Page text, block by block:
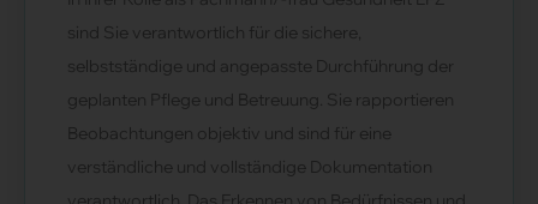
sind Sie verantwortlich für die sichere,
selbstständige und angepasste Durchführung der
geplanten Pflege und Betreuung. Sie rapportieren
Beobachtungen objektiv und sind für eine
verständliche und vollständige Dokumentation